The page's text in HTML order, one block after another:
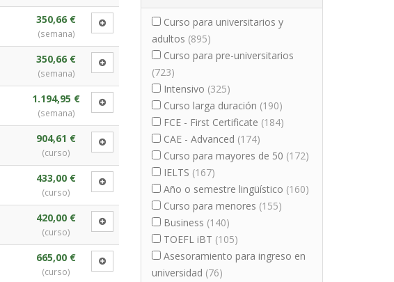
350,66 €
(semana)
350,66 €
(semana)
1.194,95 €
(semana)
904,61 €
(curso)
433,00 €
(curso)
420,00 €
(curso)
665,00 €
(curso)
Curso para universitarios y
adultos (895)
Curso para pre-universitarios
(723)
Intensivo (325)
Curso larga duración (190)
FCE - First Certificate (184)
CAE - Advanced (174)
Curso para mayores de 50 (172)
IELTS (167)
Año o semestre lingüístico (160)
Curso para menores (155)
Business (140)
TOEFL iBT (105)
Asesoramiento para ingreso en
universidad (76)